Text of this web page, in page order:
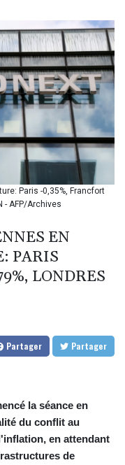
Paris -0,35%, Francfort
- AFP/Archives
EN
PARIS
LONDRES
Partager Partager
la séance en
du conflit au
en attendant
de